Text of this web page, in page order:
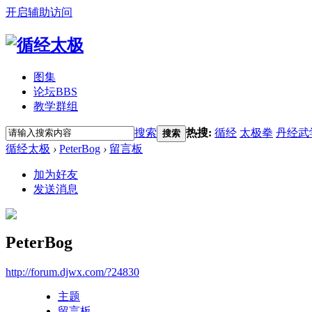
开启辅助访问
图集
论坛BBS
教学群组
搜索 搜索 热搜: 循经 太极拳 丹经武
循经太极 › PeterBog › 留言板
加为好友
发送消息
PeterBog
http://forum.djwx.com/?24830
主题